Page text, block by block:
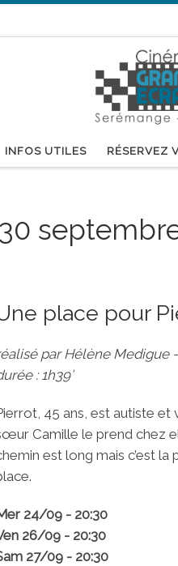
INFOS UTILES RÉSERVEZ
place pour
par Hélène Medigue
: 1h39’
45 ans, est autiste et
Camille le prend chez
est long mais c’est
24/09 - 20:30
26/09 - 20:30
27/09 - 20:30